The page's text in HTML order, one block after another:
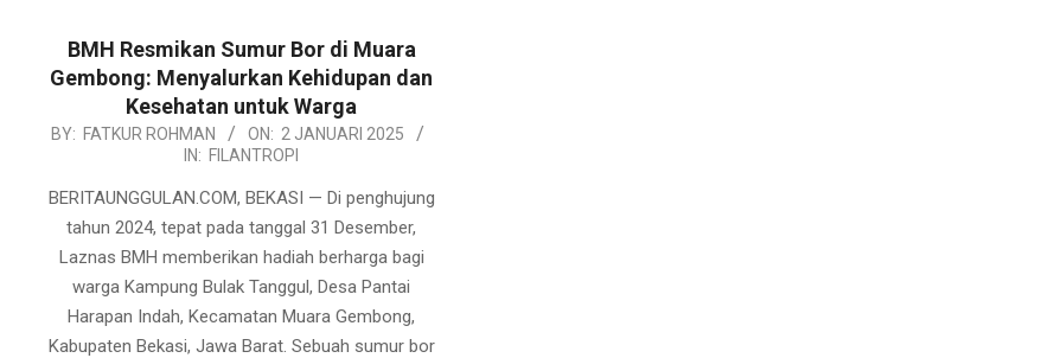
tahun 2024, tepat pada tanggal 31 Desember,
Laznas BMH memberikan hadiah berharga bagi
warga Kampung Bulak Tanggul, Desa Pantai
Harapan Indah, Kecamatan Muara Gembong,
diresmikan untuk Mushola Kali Nurjati, menjadi
solusi nyata atas kebutuhan air bersih yang telah
CONTINUE READING